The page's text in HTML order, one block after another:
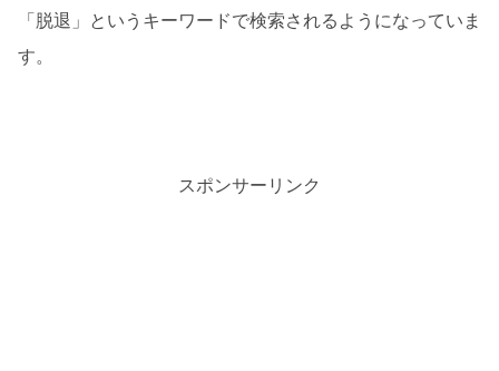
「脱退」というキーワードで検索されるようになっていま
す。
スポンサーリンク